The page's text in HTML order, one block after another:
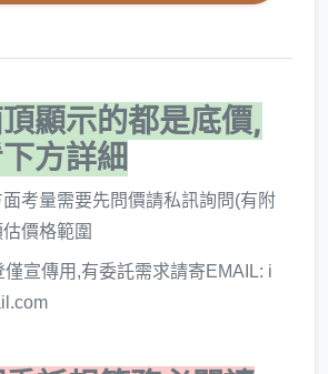
顯示的都是底價,
方詳細
考量需要先問價請私訊詢問(有附
估價格範圍
僅宣傳用,有委託需求請寄EMAIL: i